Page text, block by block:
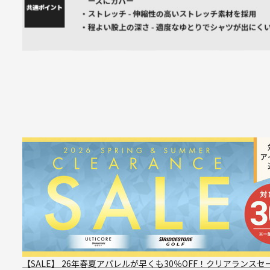
【SALE】 26年春夏アパレルが早くも30％OFF！クリアランスセ